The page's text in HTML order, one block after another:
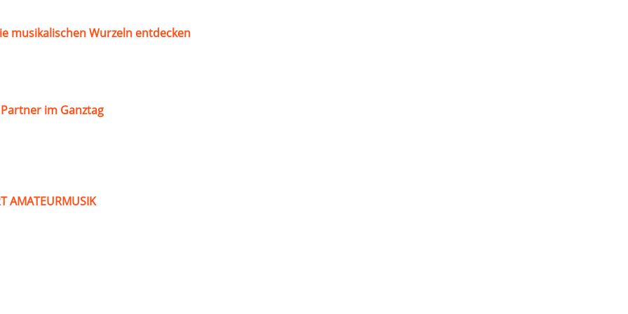
musikalischen Wurzeln entdecken
im Ganztag
AMATEURMUSIK